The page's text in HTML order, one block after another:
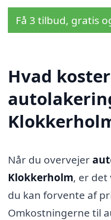
Få 3 tilbud, gratis
Hvad koster
Når du overvejer
Klokkerholm, er det
du kan forvente af
Omkostningerne til